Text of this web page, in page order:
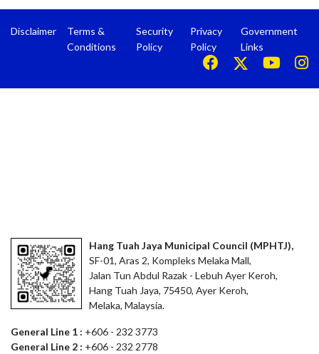
Disclaimer
Terms &
Conditions
Security
Policy
Privacy
Policy
Government
Links
Hang Tuah Jaya Municipal Council (MPHTJ),
SF-01, Aras 2, Kompleks Melaka Mall,
Jalan Tun Abdul Razak - Lebuh Ayer Keroh,
Hang Tuah Jaya, 75450, Ayer Keroh,
Melaka, Malaysia.
General Line 1 : +606 - 232 3773
General Line 2 : +606 - 232 2778